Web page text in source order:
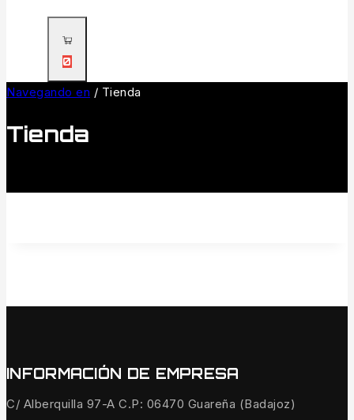
0
Navegando en / Tienda
Tienda
INFORMACIÓN DE EMPRESA
C/ Alberquilla 97-A C.P: 06470 Guareña (Badajoz)